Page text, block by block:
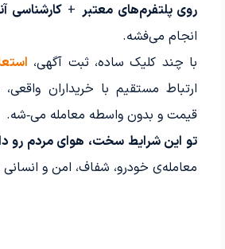
روی پلتفرم‌های معتبر +کارشناسی
انجام می‌فشه.
با چند کلیک ساده، ثبت آگهی،
ارتباط مستقیم با خریداران
قیمت و بدون واسطه معامله می‌‑شه.
تو این شرایط سخت، هوای مردم رو
معامله‌ی خودرو، شفاف، امن و انسانی